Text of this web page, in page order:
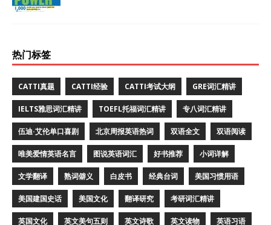
热门标签
CATTI真题 CATTI经验 CATTI考试大纲 GRE词汇精讲
IELTS雅思词汇精讲 TOEFL托福词汇精讲 专八词汇精讲
伍迪·艾伦单口喜剧 北京周报英语热词 双语全文 双语阅读
唯美爱情英语名言 图说英语词汇 好书推荐 小词详解
文学翻译 熟词僻义 白皮书 经典台词 美国习惯用语
美国建国史话 美国文化 翻译研究 考研词汇精讲
英国文化 英文美句五则 英文诗歌 英文读物 英语习语